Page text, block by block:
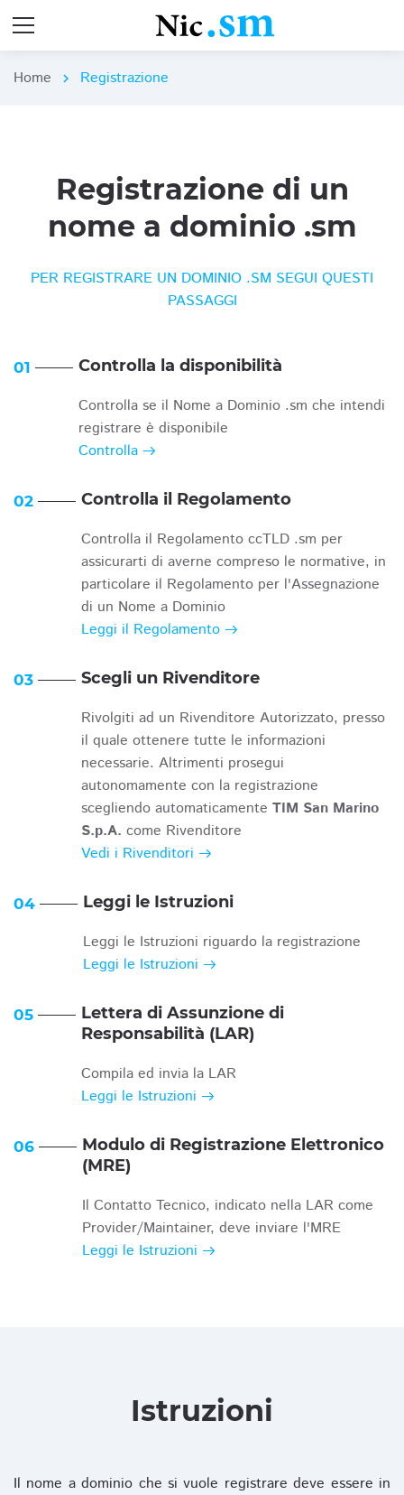
Home chevron_right Registrazione
Registrazione di un
nome a dominio .sm
PER REGISTRARE UN DOMINIO .SM SEGUI QUESTI
PASSAGGI
01 Controlla la disponibilità
Controlla se il Nome a Dominio .sm che intendi
registrare è disponibile
Controlla
02 Controlla il Regolamento
Controlla il Regolamento ccTLD .sm per
assicurarti di averne compreso le normative, in
particolare il Regolamento per l'Assegnazione
di un Nome a Dominio
Leggi il Regolamento
03 Scegli un Rivenditore
Rivolgiti ad un Rivenditore Autorizzato, presso
il quale ottenere tutte le informazioni
necessarie. Altrimenti prosegui
autonomamente con la registrazione
scegliendo automaticamente TIM San Marino
S.p.A. come Rivenditore
Vedi i Rivenditori
04 Leggi le Istruzioni
Leggi le Istruzioni riguardo la registrazione
Leggi le Istruzioni
05
Lettera di Assunzione di
Responsabilità (LAR)
Compila ed invia la LAR
Leggi le Istruzioni
06
Modulo di Registrazione Elettronico
(MRE)
Il Contatto Tecnico, indicato nella LAR come
Provider/Maintainer, deve inviare l'MRE
Leggi le Istruzioni
Istruzioni
Il nome a dominio che si vuole registrare deve essere in